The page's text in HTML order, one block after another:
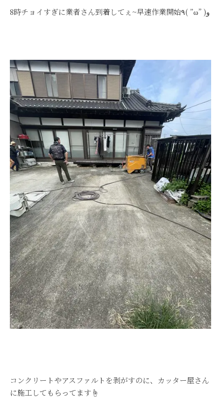
8時チョイすぎに業者さん到着してぇ~早速作業開始٩( ”ω” )و
コンクリートやアスファルトを剥がすのに、カッター屋さん
に施工してもらってます☝